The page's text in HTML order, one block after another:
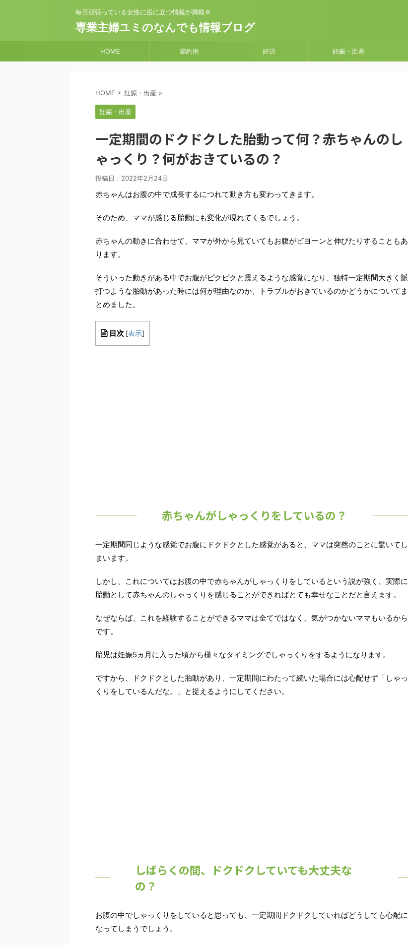
毎日頑張っている女性に役に立つ情報が満載☆
専業主婦ユミのなんでも情報ブログ
HOME 節約術 妊活 妊娠・出産
HOME > 妊娠・出産 >
妊娠・出産
一定期間のドクドクした胎動って何？赤ちゃんのし
ゃっくり？何がおきているの？
投稿日： 2022年2月24日
赤ちゃんはお腹の中で成長するにつれて動き方も変わってきます。
そのため、ママが感じる胎動にも変化が現れてくるでしょう。
赤ちゃんの動きに合わせて、ママが外から見ていてもお腹がビヨーンと伸びたりすることもあ
ります。
そういった動きがある中でお腹がピクピクと震えるような感覚になり、独特一定期間大きく脈
打つような胎動があった時には何が理由なのか、トラブルがおきているのかどうかについてま
とめました。
目次 [表示]
赤ちゃんがしゃっくりをしているの？
一定期間同じような感覚でお腹にドクドクとした感覚があると、ママは突然のことに驚いてし
まいます。
しかし、これについてはお腹の中で赤ちゃんがしゃっくりをしているという説が強く、実際に
胎動として赤ちゃんのしゃっくりを感じることができればとても幸せなことだと言えます。
なぜならば、これを経験することができるママは全てではなく、気がつかないママもいるから
です。
胎児は妊娠5ヵ月に入った頃から様々なタイミングでしゃっくりをするようになります。
ですから、ドクドクとした胎動があり、一定期間にわたって続いた場合には心配せず「 しゃっ
くりをしているんだな。
」と捉えるようにしてください。
しばらくの間、ドクドクしていても大丈夫な
の？
お腹の中でしゃっくりをしていると思っても、一定期間ドクドクしていればどうしても心配に
なってしまうでしょう。